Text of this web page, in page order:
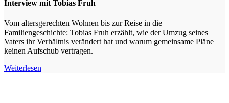
Interview mit Tobias Fruh
Vom altersgerechten Wohnen bis zur Reise in die
Familiengeschichte: Tobias Fruh erzählt, wie der Umzug seines
Vaters ihr Verhältnis verändert hat und warum gemeinsame Pläne
keinen Aufschub vertragen.
Weiterlesen